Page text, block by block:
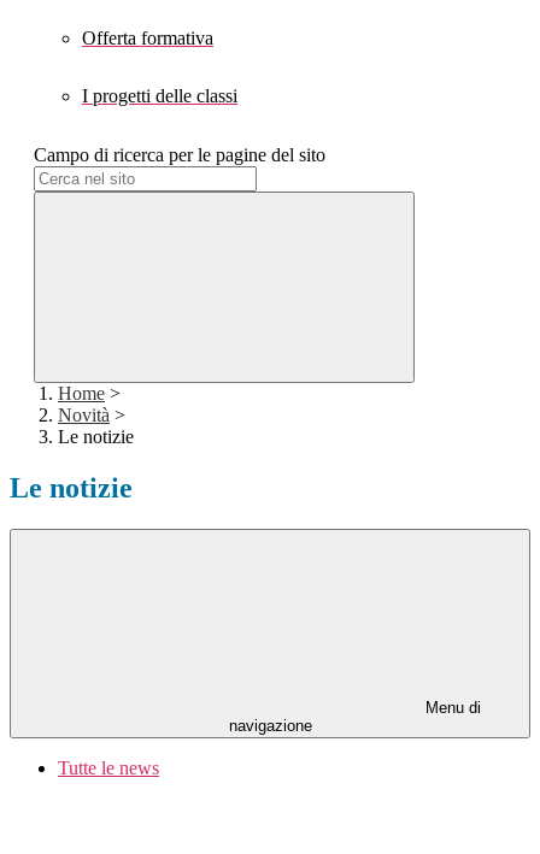
Offerta formativa
I progetti delle classi
Campo di ricerca per le pagine del sito
Home >
Novità >
Le notizie
Le notizie
Menu di
navigazione
Tutte le news